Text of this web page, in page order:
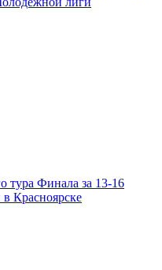
тура Финала за 13-16
Красноярске